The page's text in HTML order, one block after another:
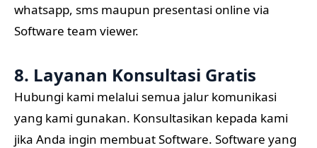
whatsapp, sms maupun presentasi online via
Software team viewer.
8. Layanan Konsultasi Gratis
Hubungi kami melalui semua jalur komunikasi
yang kami gunakan. Konsultasikan kepada kami
jika Anda ingin membuat Software. Software yang